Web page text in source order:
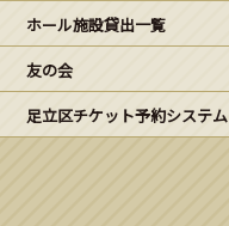
こどもみーてぃんぐ
Gがくえん
ブランドからのお知らせ
ホール施設貸出一覧
友の会
足立区チケット予約システム